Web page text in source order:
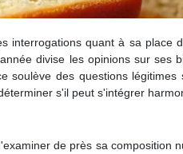
quant à sa place
divise les opinions sur ses
des questions
s'il peut s'intégrer
de près sa composition